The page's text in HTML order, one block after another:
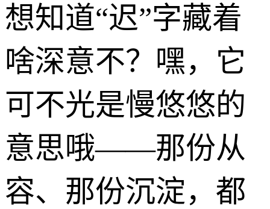
想知道“迟”字藏着
啥深意不？嘿，它
可不光是慢悠悠的
意思哦——那份从
容、那份沉淀，都